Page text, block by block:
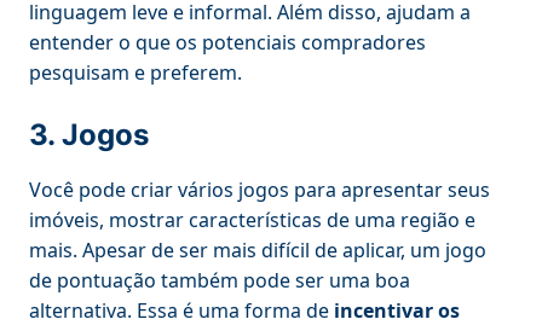
linguagem leve e informal. Além disso, ajudam a
entender o que os potenciais compradores
pesquisam e preferem.
3. Jogos
Você pode criar vários jogos para apresentar seus
imóveis, mostrar características de uma região e
mais. Apesar de ser mais difícil de aplicar, um jogo
de pontuação também pode ser uma boa
alternativa. Essa é uma forma de incentivar os